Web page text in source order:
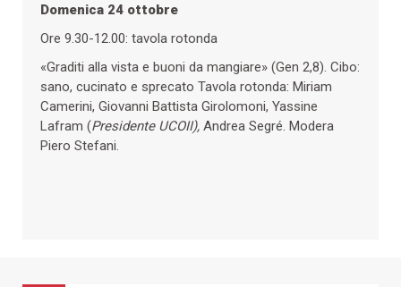
Domenica 24 ottobre
Ore 9.30-12.00: tavola rotonda
«Graditi alla vista e buoni da mangiare» (Gen 2,8). Cibo:
sano, cucinato e sprecato Tavola rotonda: Miriam
Camerini, Giovanni Battista Girolomoni, Yassine
Lafram (Presidente UCOII), Andrea Segré. Modera
Piero Stefani.